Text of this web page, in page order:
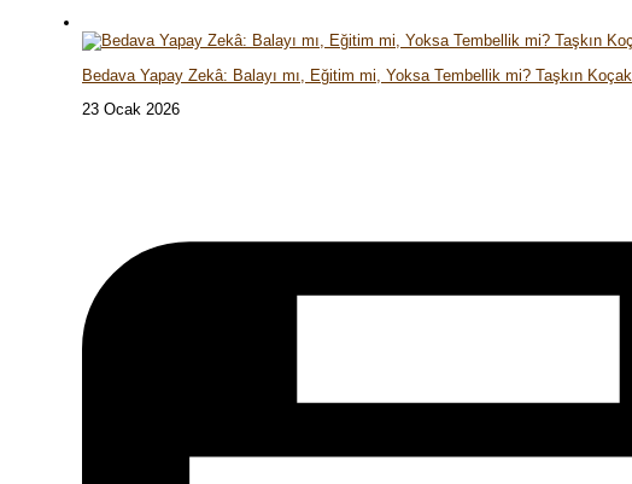
Bedava Yapay Zekâ: Balayı mı, Eğitim mi, Yoksa Tembellik mi? Taşkın Koçak
23 Ocak 2026